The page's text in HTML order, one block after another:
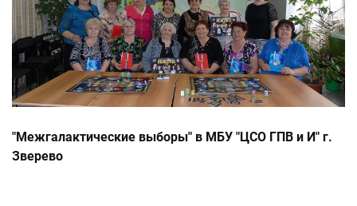
"Межгалактические выборы" в МБУ "ЦСО ГПВ и И" г.
Зверево